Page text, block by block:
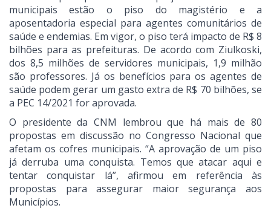
municipais estão o piso do magistério e a
aposentadoria especial para agentes comunitários de
saúde e endemias. Em vigor, o piso terá impacto de R$ 8
bilhões para as prefeituras. De acordo com Ziulkoski,
dos 8,5 milhões de servidores municipais, 1,9 milhão
são professores. Já os benefícios para os agentes de
saúde podem gerar um gasto extra de R$ 70 bilhões, se
a PEC 14/2021 for aprovada.
O presidente da CNM lembrou que há mais de 80
propostas em discussão no Congresso Nacional que
afetam os cofres municipais. “A aprovação de um piso
já derruba uma conquista. Temos que atacar aqui e
tentar conquistar lá”, afirmou em referência às
propostas para assegurar maior segurança aos
Municípios.